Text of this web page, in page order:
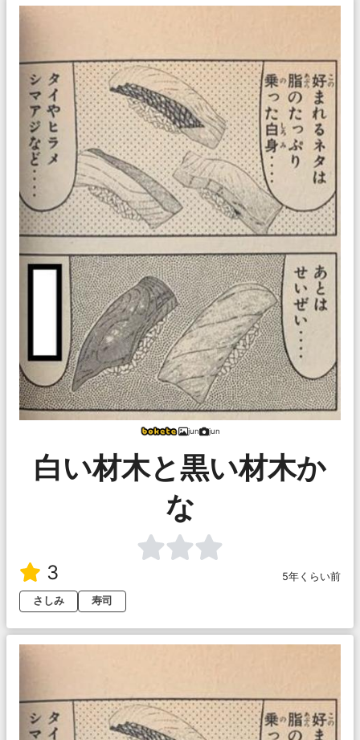
jun jun
白い材木と黒い材木か
な
3
5年くらい前
さしみ
寿司